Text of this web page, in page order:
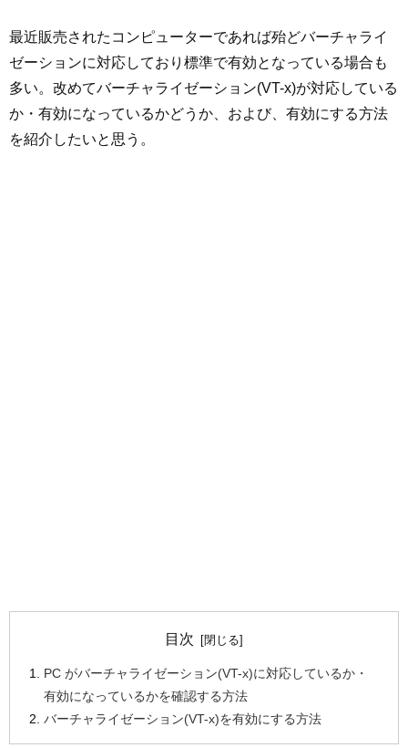
最近販売されたコンピューターであれば殆どバーチャライ
ゼーションに対応しており標準で有効となっている場合も
多い。改めてバーチャライゼーション(VT-x)が対応している
か・有効になっているかどうか、および、有効にする方法
を紹介したいと思う。
目次
PC がバーチャライゼーション(VT-x)に対応しているか・
有効になっているかを確認する方法
バーチャライゼーション(VT-x)を有効にする方法